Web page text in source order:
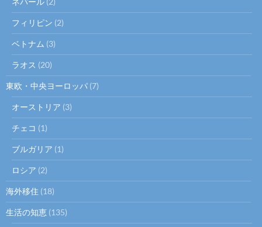
フィリピン (2)
ベトナム (3)
ラオス (20)
東欧・中央ヨーロッパ (7)
オーストリア (3)
チェコ (1)
ブルガリア (1)
ロシア (2)
海外移住 (18)
生活の知恵 (135)